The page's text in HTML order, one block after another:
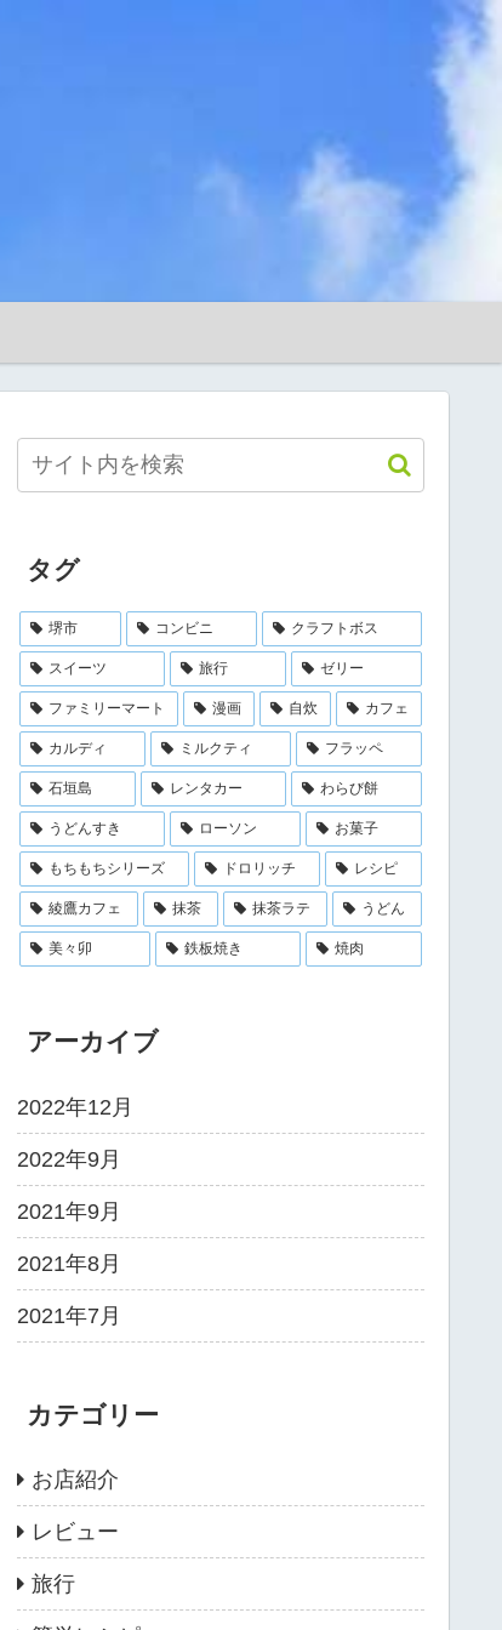
タグ
堺市 コンビニ クラフトボス
スイーツ 旅行 ゼリー
ファミリーマート 漫画 自炊 カフェ
カルディ ミルクティ フラッペ
石垣島 レンタカー わらび餅
うどんすき ローソン お菓子
もちもちシリーズ ドロリッチ レシピ
綾鷹カフェ 抹茶 抹茶ラテ うどん
美々卯 鉄板焼き 焼肉
アーカイブ
2022年12月
2022年9月
2021年9月
2021年8月
2021年7月
カテゴリー
お店紹介
レビュー
旅行